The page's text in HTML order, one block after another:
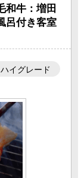
和牛：増田
呂付き客室
ハイグレード